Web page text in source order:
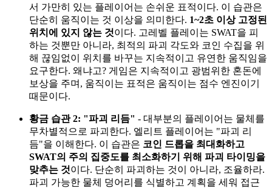
서 가만히 있는 플레이어는 손쉬운 표적이다. 이 습관은
단순히 움직이는 것 이상을 의미한다. 1~2초 이상 고정된
위치에 있지 않는 것이다. 고레벨 플레이는 SWAT을 피
하는 것뿐만 아니라, 최적의 파괴 각도와 코인 수집을 위
해 끊임없이 위치를 바꾸는 지속적이고 유연한 움직임을
요구한다. 왜냐고? 게임은 지속적이고 광범위한 혼돈에
보상을 주며, 움직이는 표적은 움직이는 점수 엔진이기
때문이다.
황금 습관 2: "파괴 리듬" - 대부분의 플레이어는 물체를
무차별적으로 파괴한다. 엘리트 플레이어는 "파괴 리
듬"을 이해한다. 이 습관은 코인 드롭을 최대화하고
SWAT의 주의 집중도를 최소화하기 위해 파괴 타이밍을
맞추는 것이다. 단순히 파괴하는 것이 아니라, 조율하라.
파괴 가능한 물체 덩어리를 식별하고 계획을 세워 접근